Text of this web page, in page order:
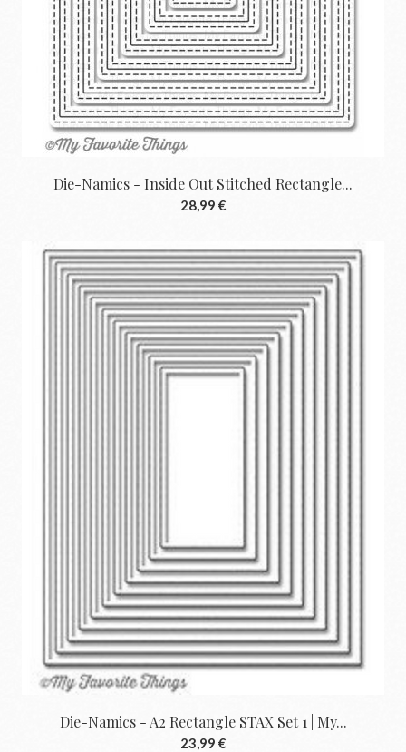
Die-Namics - Inside Out Stitched Rectangle...
28,99 €
Die-Namics - A2 Rectangle STAX Set 1 | My...
23,99 €